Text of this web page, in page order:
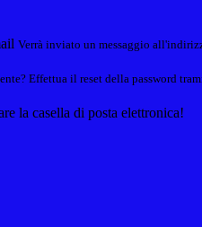
Verrà inviato un messaggio
Effettua il reset della password
la casella di posta elettronica!